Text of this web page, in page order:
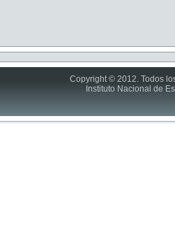
Copyright © 2012. Todos
Instituto Nacional de